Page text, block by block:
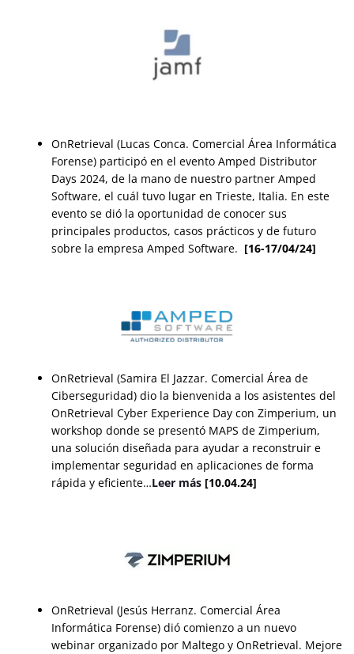
OnRetrieval (Lucas Conca. Comercial Área Informática
Forense) participó en el evento Amped Distributor
Days 2024, de la mano de nuestro partner Amped
Software, el cuál tuvo lugar en Trieste, Italia. En este
evento se dió la oportunidad de conocer sus
principales productos, casos prácticos y de futuro
sobre la empresa Amped Software. [16-17/04/24]
OnRetrieval (Samira El Jazzar. Comercial Área de
Ciberseguridad) dio la bienvenida a los asistentes del
OnRetrieval Cyber Experience Day con Zimperium, un
workshop donde se presentó MAPS de Zimperium,
una solución diseñada para ayudar a reconstruir e
implementar seguridad en aplicaciones de forma
rápida y eficiente…Leer más [10.04.24]
OnRetrieval (Jesús Herranz. Comercial Área
Informática Forense) dió comienzo a un nuevo
webinar organizado por Maltego y OnRetrieval. Mejore